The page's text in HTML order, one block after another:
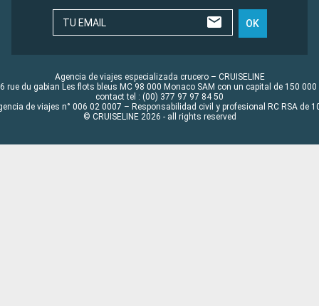
TU EMAIL OK
Agencia de viajes especializada crucero – CRUISELINE
rue du gabian Les flots bleus MC 98 000 Monaco SAM con un capital de 150 000
contact tel : (00) 377 97 97 84 50
de viajes n° 006 02 0007 – Responsabilidad civil y profesional RC RSA de
© CRUISELINE 2026 - all rights reserved